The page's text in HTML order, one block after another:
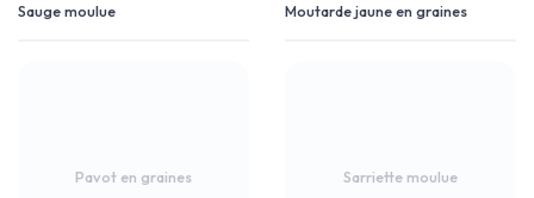
Sauge moulue
Moutarde jaune en graines
Pavot en graines Sarriette moulue